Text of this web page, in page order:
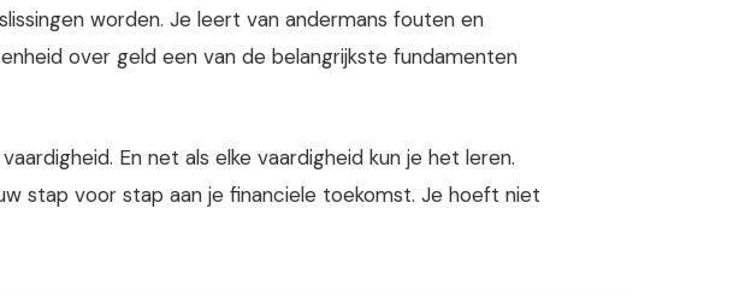
worden. Je leert van andermans fouten en
over geld een van de belangrijkste fundamenten
En net als elke vaardigheid kun je het leren.
stap voor stap aan je financiele toekomst. Je hoeft niet